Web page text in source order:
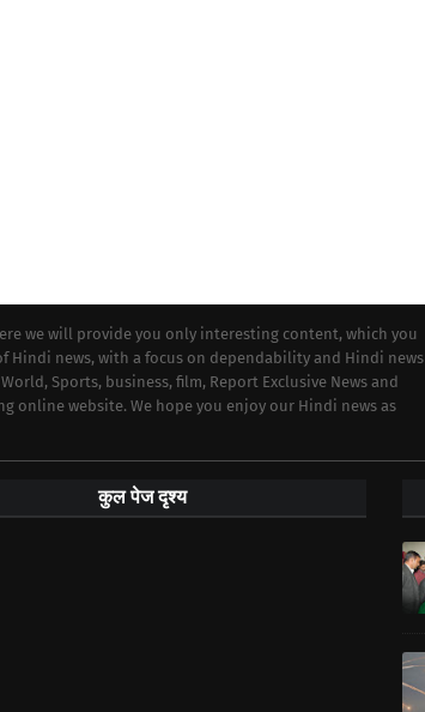
we will provide you only interesting content, which you
Hindi news, with a focus on dependability and Hindi news
Sports, business, film, Report Exclusive News and
online website. We hope you enjoy our Hindi news as
कुल पेज दृश्य